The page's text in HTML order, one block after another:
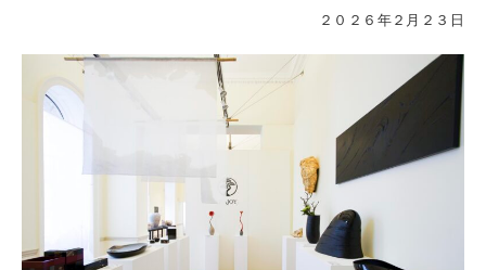
２０２６年２月２３日